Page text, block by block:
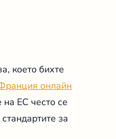
което бихте
онлайн
на ЕС често се
за